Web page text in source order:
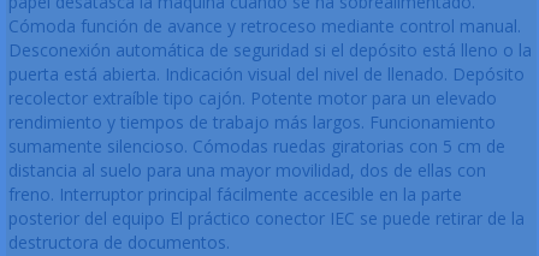
Cómoda función de avance y retroceso mediante control manual.
Desconexión automática de seguridad si el depósito está lleno o la
puerta está abierta. Indicación visual del nivel de llenado. Depósito
recolector extraíble tipo cajón. Potente motor para un elevado
rendimiento y tiempos de trabajo más largos. Funcionamiento
sumamente silencioso. Cómodas ruedas giratorias con 5 cm de
distancia al suelo para una mayor movilidad, dos de ellas con
freno. Interruptor principal fácilmente accesible en la parte
posterior del equipo El práctico conector IEC se puede retirar de la
destructora de documentos.